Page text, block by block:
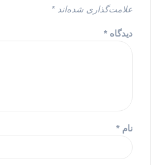
علامت‌گذاری شده‌اند *
دیدگاه *
نام *